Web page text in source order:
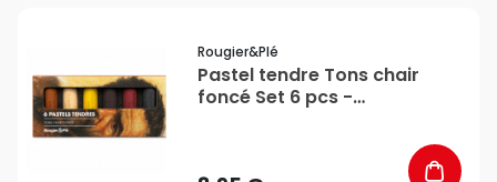
Rougier&plé
Pastel tendre Tons chair
foncé Set 6 pcs -